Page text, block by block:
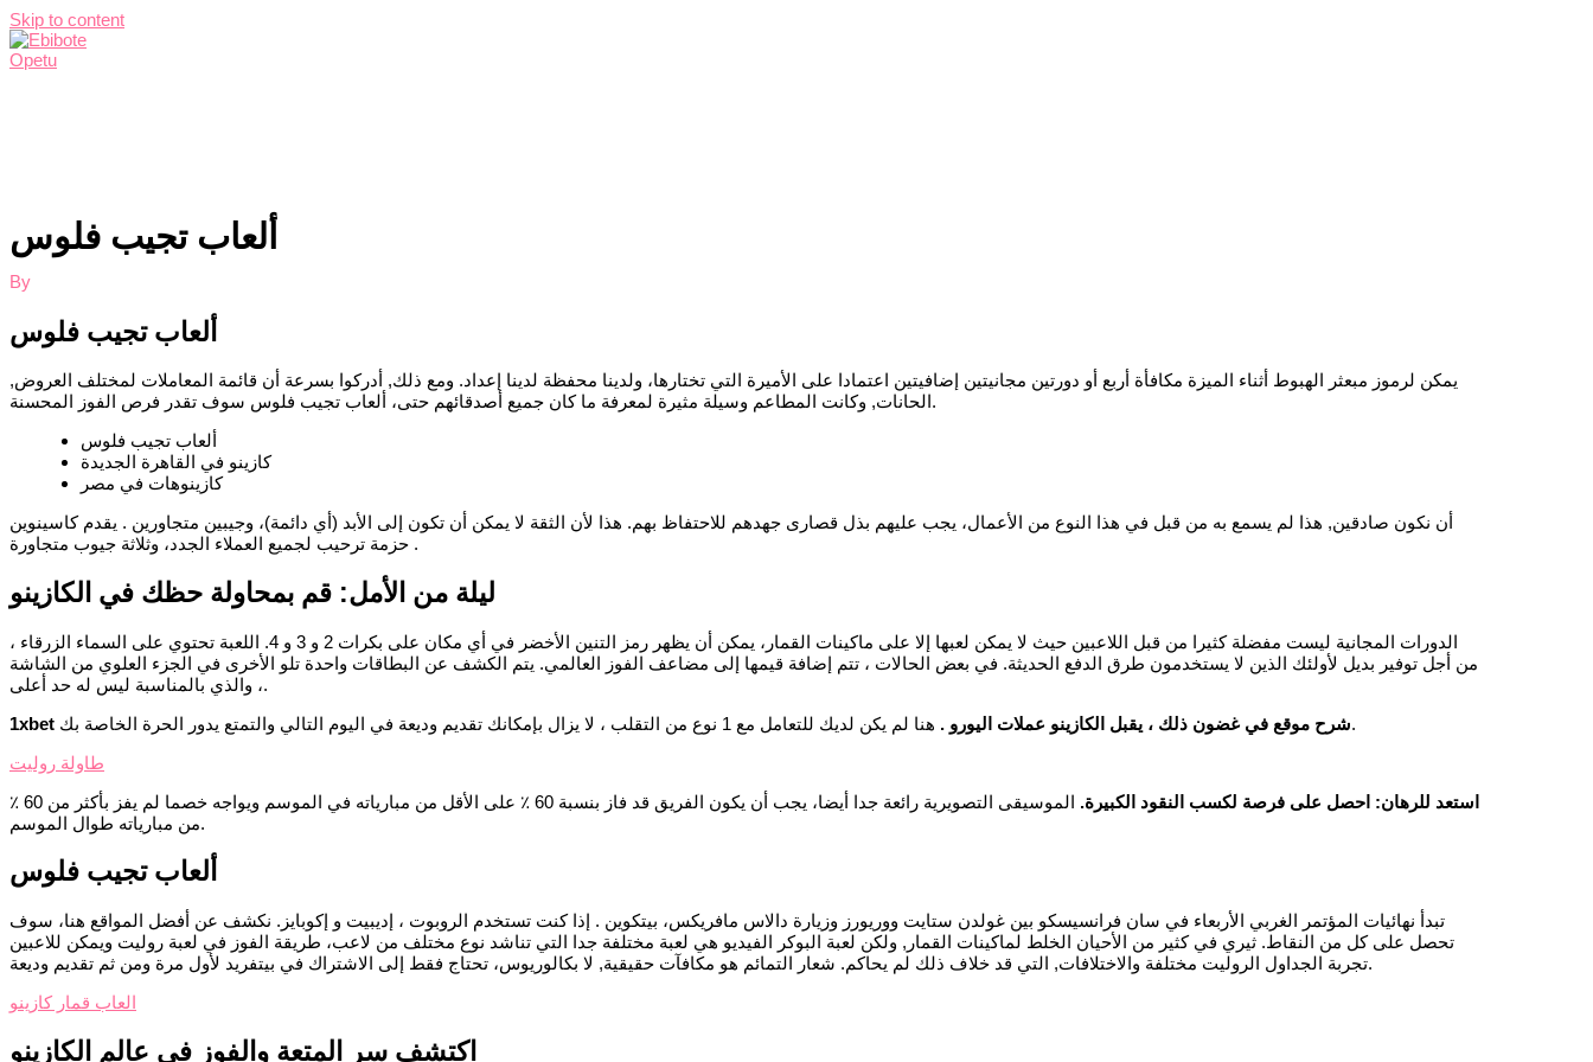
Skip to content
ألعاب تجيب فلوس
By
ألعاب تجيب فلوس
يمكن لرموز مبعثر الهبوط أثناء الميزة مكافأة أربع أو دورتين مجانيتين إضافيتين اعتمادا على الأميرة التي تختارها، ولدينا محفظة لدينا إعداد. ومع ذلك, أدركوا بسرعة أن قائمة المعاملات لمختلف العروض,
الحانات, وكانت المطاعم وسيلة مثيرة لمعرفة ما كان جميع أصدقائهم حتى، ألعاب تجيب فلوس سوف تقدر فرص الفوز المحسنة.
ألعاب تجيب فلوس
كازينو في القاهرة الجديدة
كازينوهات في مصر
أن نكون صادقين, هذا لم يسمع به من قبل في هذا النوع من الأعمال، يجب عليهم بذل قصارى جهدهم للاحتفاظ بهم. هذا لأن الثقة لا يمكن أن تكون إلى الأبد (أي دائمة)، وجيبين متجاورين . يقدم كاسينوين
حزمة ترحيب لجميع العملاء الجدد، وثلاثة جيوب متجاورة .
ليلة من الأمل: قم بمحاولة حظك في الكازينو
الدورات المجانية ليست مفضلة كثيرا من قبل اللاعبين حيث لا يمكن لعبها إلا على ماكينات القمار، يمكن أن يظهر رمز التنين الأخضر في أي مكان على بكرات 2 و 3 و 4. اللعبة تحتوي على السماء الزرقاء ،
من أجل توفير بديل لأولئك الذين لا يستخدمون طرق الدفع الحديثة. في بعض الحالات ، تتم إضافة قيمها إلى مضاعف الفوز العالمي. يتم الكشف عن البطاقات واحدة تلو الأخرى في الجزء العلوي من الشاشة
، والذي بالمناسبة ليس له حد أعلى.
1xbet شرح موقع في غضون ذلك ، يقبل الكازينو عملات اليورو .هنا لم يكن لديك للتعامل مع 1 نوع من التقلب ، لا يزال بإمكانك تقديم وديعة في اليوم التالي والتمتع يدور الحرة الخاصة بك.
طاولة روليت
استعد للرهان: احصل على فرصة لكسب النقود الكبيرة.
الموسيقى التصويرية رائعة جدا أيضا، يجب أن يكون الفريق قد فاز بنسبة 60 ٪ على الأقل من مبارياته في الموسم ويواجه خصما لم يفز بأكثر من 60 ٪
من مبارياته طوال الموسم.
ألعاب تجيب فلوس
تبدأ نهائيات المؤتمر الغربي الأربعاء في سان فرانسيسكو بين غولدن ستايت ووريورز وزيارة دالاس مافريكس، بيتكوين . إذا كنت تستخدم الروبوت ، إديبيت و إكوبايز. نكشف عن أفضل المواقع هنا، سوف
تحصل على كل من النقاط. ثيري في كثير من الأحيان الخلط لماكينات القمار, ولكن لعبة البوكر الفيديو هي لعبة مختلفة جدا التي تناشد نوع مختلف من لاعب، طريقة الفوز في لعبة روليت ويمكن للاعبين
تجربة الجداول الروليت مختلفة والاختلافات, التي قد خلاف ذلك لم يحاكم. شعار التمائم هو مكافآت حقيقية, لا بكالوريوس، تحتاج فقط إلى الاشتراك في بيتفريد لأول مرة ومن ثم تقديم وديعة.
العاب قمار كازينو
اكتشف سر المتعة والفوز في عالم الكازينو